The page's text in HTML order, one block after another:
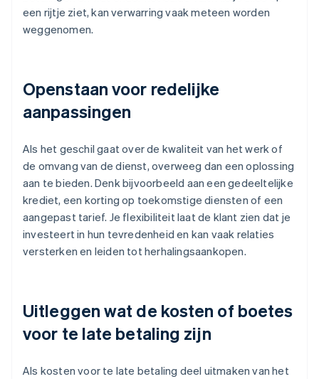
een rijtje ziet, kan verwarring vaak meteen worden
weggenomen.
Openstaan voor redelijke
aanpassingen
Als het geschil gaat over de kwaliteit van het werk of
de omvang van de dienst, overweeg dan een oplossing
aan te bieden. Denk bijvoorbeeld aan een gedeeltelijke
krediet, een korting op toekomstige diensten of een
aangepast tarief. Je flexibiliteit laat de klant zien dat je
investeert in hun tevredenheid en kan vaak relaties
versterken en leiden tot herhalingsaankopen.
Uitleggen wat de kosten of boetes
voor te late betaling zijn
Als kosten voor te late betaling deel uitmaken van het